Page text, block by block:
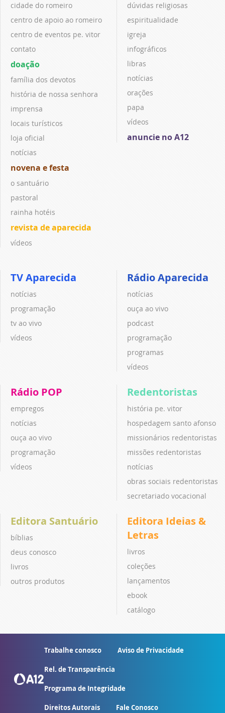
cidade do romeiro
centro de apoio ao romeiro
centro de eventos pe. vitor
contato
doação
família dos devotos
história de nossa senhora
imprensa
locais turísticos
loja oficial
notícias
novena e festa
o santuário
pastoral
rainha hotéis
revista de aparecida
vídeos
dúvidas religiosas
espiritualidade
igreja
infográficos
libras
notícias
orações
papa
vídeos
anuncie no A12
TV Aparecida
notícias
programação
tv ao vivo
vídeos
Rádio Aparecida
notícias
ouça ao vivo
podcast
programação
programas
vídeos
Rádio POP
empregos
notícias
ouça ao vivo
programação
vídeos
Redentoristas
história pe. vitor
hospedagem santo afonso
missionários redentoristas
missões redentoristas
notícias
obras sociais redentoristas
secretariado vocacional
Editora Santuário
bíblias
deus conosco
livros
outros produtos
Editora Ideias &
Letras
livros
coleções
lançamentos
ebook
catálogo
Trabalhe conosco Aviso de Privacidade
Rel. de Transparência
Programa de Integridade
Direitos Autorais Fale Conosco